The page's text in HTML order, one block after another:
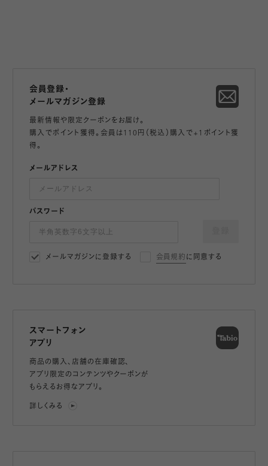
会員登録・
メールマガジン登録
最新情報や限定クーポンをお届け。
購入でポイント獲得。会員は110円（税込）購入で+1ポイント獲
得。
メールアドレス
パスワード
メールマガジンに登録する 会員規約 に同意する
スマートフォン
アプリ
商品の購入、店舗の在庫確認、
アプリ限定のコンテンツやクーポンが
もらえるお得なアプリ。
詳しくみる